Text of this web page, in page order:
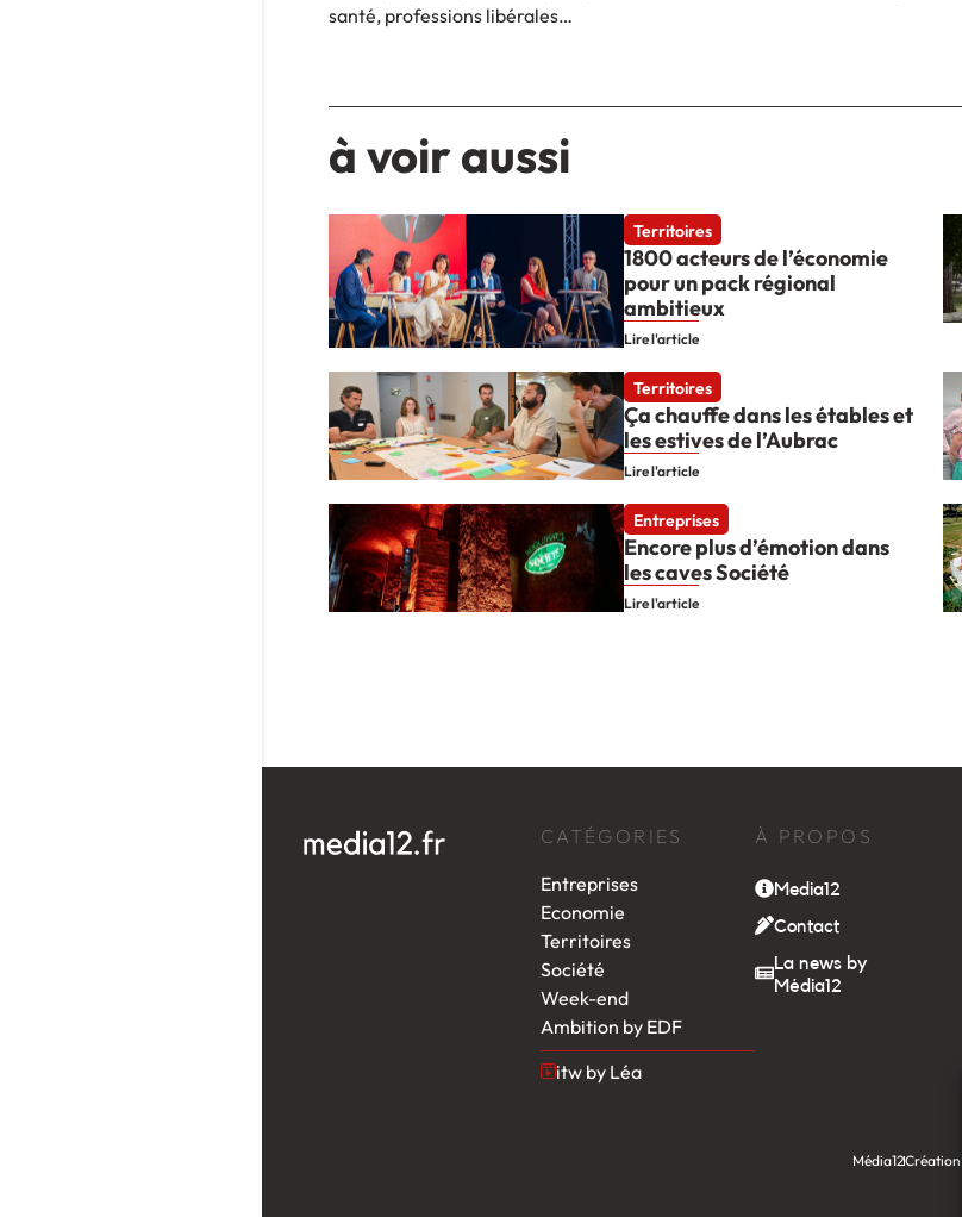
santé, professions libérales…
à voir aussi
Territoires
1800 acteurs de l’économie
pour un pack régional
ambitieux
Lire l'article
Territoires
Ça chauffe dans les étables et
les estives de l’Aubrac
Lire l'article
Entreprises
Encore plus d’émotion dans
les caves Société
Lire l'article
CATÉGORIES
Entreprises
Economie
Territoires
Société
Week-end
Ambition by EDF
itw by Léa
À PROPOS
Media12
Contact
La news by
Média12
Média12